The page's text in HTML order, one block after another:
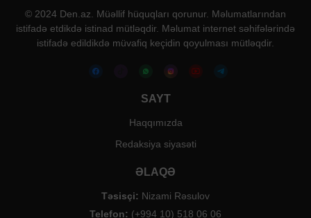
© 2024 Den.az. Müəllif hüquqları qorunur. Məlumatlarından
istifadə etdikdə istinad mütləqdir. Məlumat internet səhifələrində
istifadə edildikdə müvafiq keçidin qoyulması mütləqdir.
SAYT
Haqqımızda
Redaksiya siyasəti
ƏLAQƏ
Təsisçi: Nizami Rəsulov
Telefon: (+994 10) 518 06 06